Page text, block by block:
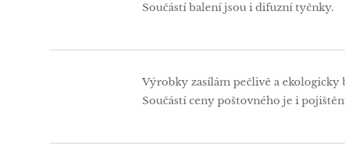
Součástí balení jsou i difuzní tyčnky.
Výrobky zasílám pečlivě a ekologicky
Součástí ceny poštovného je i